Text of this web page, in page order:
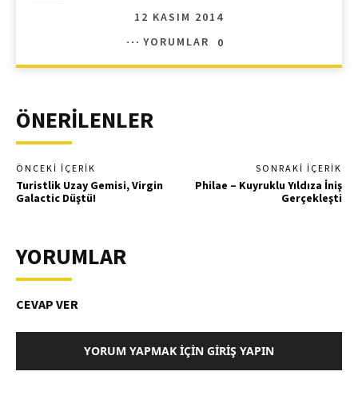
12 KASIM 2014
YORUMLAR
0
ÖNERİLENLER
ÖNCEKI İÇERIK
Turistlik Uzay Gemisi, Virgin
Galactic Düştü!
SONRAKI İÇERIK
Philae – Kuyruklu Yıldıza İniş
Gerçekleşti
YORUMLAR
CEVAP VER
YORUM YAPMAK İÇIN GIRIŞ YAPIN